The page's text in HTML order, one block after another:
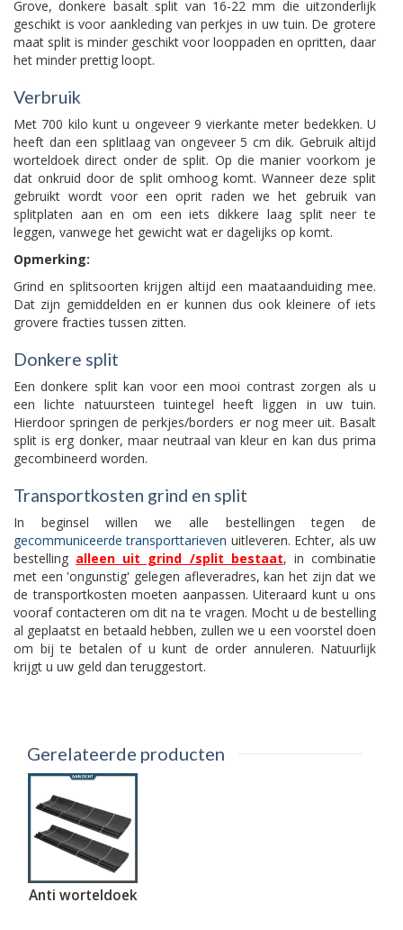
Grove, donkere basalt split van 16-22 mm die uitzonderlijk
geschikt is voor aankleding van perkjes in uw tuin. De grotere
maat split is minder geschikt voor looppaden en opritten, daar
het minder prettig loopt.
Verbruik
Met 700 kilo kunt u ongeveer 9 vierkante meter bedekken. U
heeft dan een splitlaag van ongeveer 5 cm dik. Gebruik altijd
worteldoek direct onder de split. Op die manier voorkom je
dat onkruid door de split omhoog komt. Wanneer deze split
gebruikt wordt voor een oprit raden we het gebruik van
splitplaten aan en om een iets dikkere laag split neer te
leggen, vanwege het gewicht wat er dagelijks op komt.
Opmerking:
Grind en splitsoorten krijgen altijd een maataanduiding mee.
Dat zijn gemiddelden en er kunnen dus ook kleinere of iets
grovere fracties tussen zitten.
Donkere split
Een donkere split kan voor een mooi contrast zorgen als u
een lichte natuursteen tuintegel heeft liggen in uw tuin.
Hierdoor springen de perkjes/borders er nog meer uit. Basalt
split is erg donker, maar neutraal van kleur en kan dus prima
gecombineerd worden.
Transportkosten grind en split
In beginsel willen we alle bestellingen tegen de
gecommuniceerde transporttarieven uitleveren. Echter, als uw
bestelling alleen uit grind /split bestaat, in combinatie
met een 'ongunstig' gelegen afleveradres, kan het zijn dat we
de transportkosten moeten aanpassen. Uiteraard kunt u ons
vooraf contacteren om dit na te vragen. Mocht u de bestelling
al geplaatst en betaald hebben, zullen we u een voorstel doen
om bij te betalen of u kunt de order annuleren. Natuurlijk
krijgt u uw geld dan teruggestort.
Gerelateerde producten
Anti worteldoek